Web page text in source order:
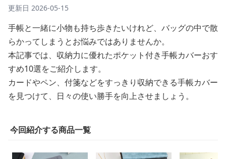
更新日 2026-05-15
手帳と一緒に小物も持ち歩きたいけれど、バッグの中で散
らかってしまうとお悩みではありませんか。
本記事では、収納力に優れたポケット付き手帳カバーおす
すめ10選をご紹介します。
カードやペン、付箋などをすっきり収納できる手帳カバー
を見つけて、日々の使い勝手を向上させましょう。
今回紹介する商品一覧